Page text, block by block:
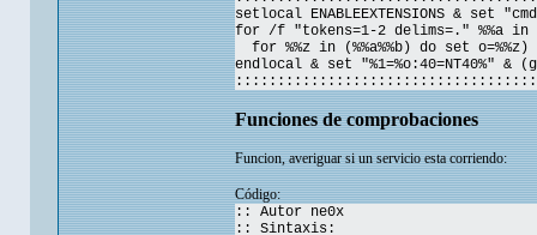
setlocal ENABLEEXTENSIONS &
for /f "tokens=1-2 delims=." %%a in
for %%z in (%%a%%b) do set o=%%z)
endlocal & set "%1=%o:40=NT40%" &
Funciones de comprobaciones
Funcion, averiguar si un servicio esta corriendo:
Código:
:: Autor ne0x
:: Sintaxis: